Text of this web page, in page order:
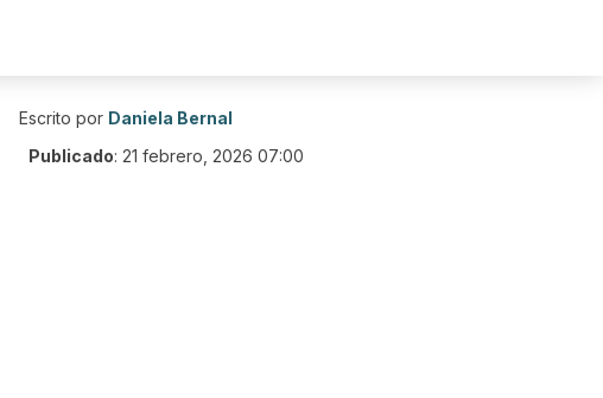
Escrito por Daniela Bernal
Publicado: 21 febrero, 2026 07:00